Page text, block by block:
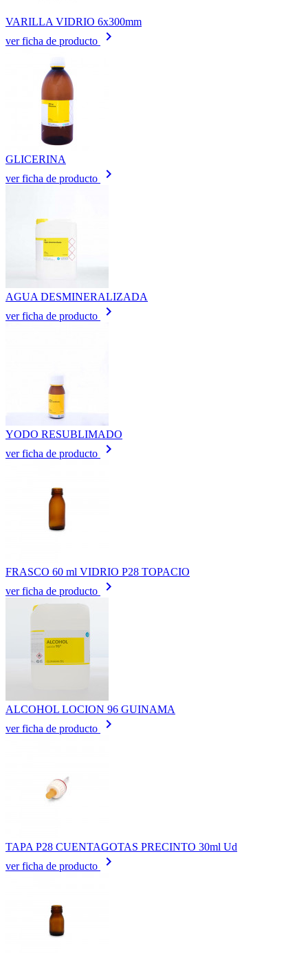
VARILLA VIDRIO 6x300mm
ver ficha de producto
keyboard_arrow_right
GLICERINA
ver ficha de producto
keyboard_arrow_right
AGUA DESMINERALIZADA
ver ficha de producto
keyboard_arrow_right
YODO RESUBLIMADO
ver ficha de producto
keyboard_arrow_right
FRASCO 60 ml VIDRIO P28 TOPACIO
ver ficha de producto
keyboard_arrow_right
ALCOHOL LOCION 96 GUINAMA
ver ficha de producto
keyboard_arrow_right
TAPA P28 CUENTAGOTAS PRECINTO 30ml Ud
ver ficha de producto
keyboard_arrow_right